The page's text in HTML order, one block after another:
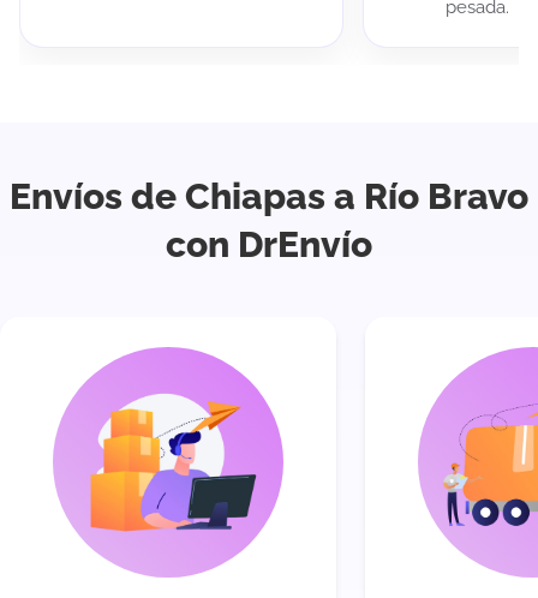
pesada.
Envíos de Chiapas a Río Bravo
con DrEnvío